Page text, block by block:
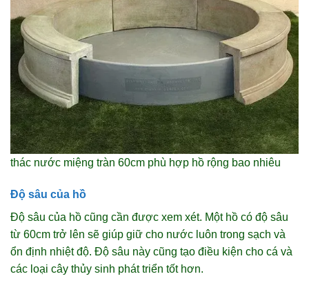
thác nước miệng tràn 60cm phù hợp hồ rộng bao nhiêu
Độ sâu của hồ
Độ sâu của hồ cũng cần được xem xét. Một hồ có độ sâu
từ 60cm trở lên sẽ giúp giữ cho nước luôn trong sạch và
ổn định nhiệt độ. Độ sâu này cũng tạo điều kiện cho cá và
các loại cây thủy sinh phát triển tốt hơn.